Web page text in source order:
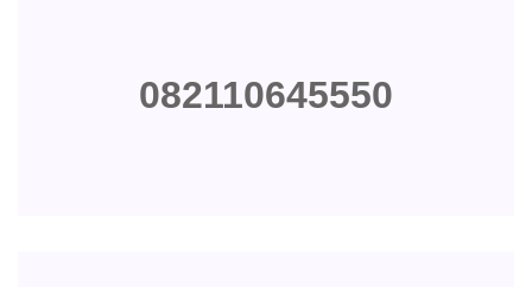
082110645550